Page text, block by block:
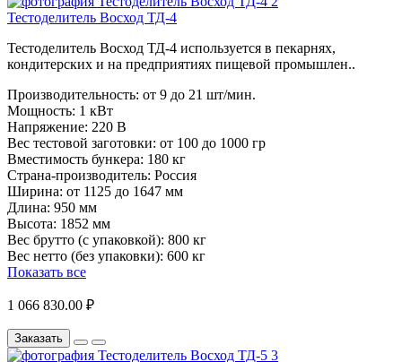
Тестоделитель Восход ТД-4
Тестоделитель Восход ТД-4 ​используется в пекарнях,
кондитерских и на предприятиях пищевой промышлен..
Производительность: от 9 до 21 шт/мин.
Мощность: 1 кВт
Напряжение: 220 В
Вес тестовой заготовки: от 100 до 1000 гр
Вместимость бункера: 180 кг
Страна-производитель: Россия
Ширина: от 1125 до 1647 мм
Длина: 950 мм
Высота: 1852 мм
Вес брутто (с упаковкой): 800 кг
Вес нетто (без упаковки): 600 кг
Показать все
1 066 830.00 ₽
Заказать